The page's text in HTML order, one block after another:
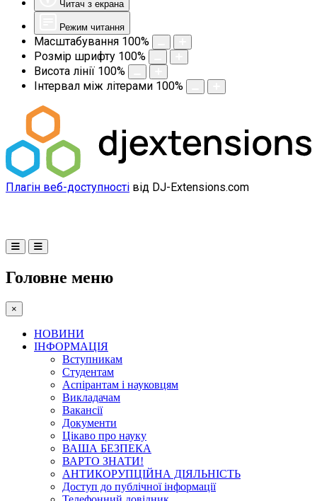
Читач з екрана
Режим читання
Масштабування 100%
Розмір шрифту 100%
Висота лінії 100%
Інтервал між літерами 100%
Плагін веб-доступності від DJ-Extensions.com
Головне меню
×
НОВИНИ
ІНФОРМАЦІЯ
Вступникам
Студентам
Аспірантам і науковцям
Викладачам
Вакансії
Документи
Цікаво про науку
ВАША БЕЗПЕКА
ВАРТО ЗНАТИ!
АНТИКОРУПЦІЙНА ДІЯЛЬНІСТЬ
Доступ до публічної інформації